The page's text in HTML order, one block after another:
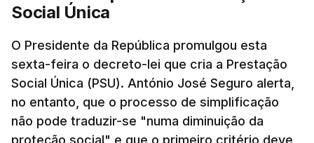
Social Única
O Presidente da República promulgou esta
sexta-feira o decreto-lei que cria a Prestação
Social Única (PSU). António José Seguro alerta,
no entanto, que o processo de simplificação
não pode traduzir-se "numa diminuição da
proteção social" e que o primeiro critério deve